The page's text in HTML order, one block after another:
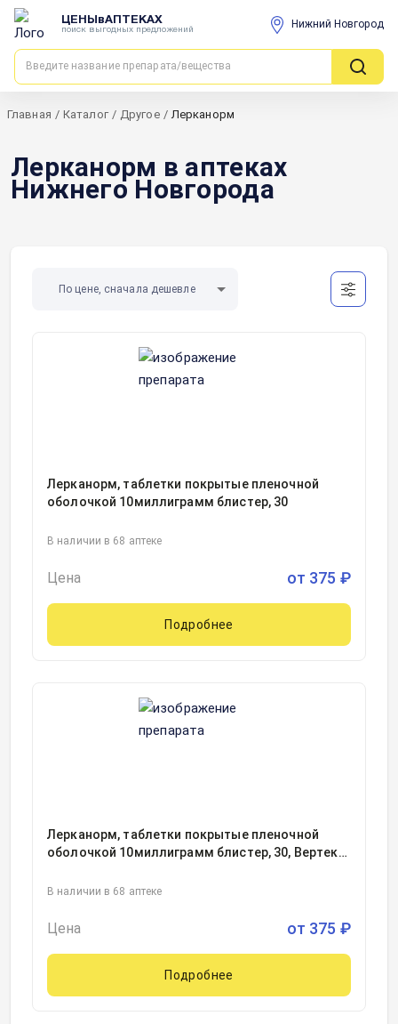
ЦЕНЫвАПТЕКАХ
поиск выгодных предложений Нижний Новгород
Главная / Каталог / Другое / Лерканорм
Лерканорм в аптеках
Нижнего Новгорода
По цене, сначала дешевле
Лерканорм, таблетки покрытые пленочной
оболочкой 10миллиграмм блистер, 30
В наличии в 68 аптеке
Цена от 375 ₽
Подробнее
Лерканорм, таблетки покрытые пленочной
оболочкой 10миллиграмм блистер, 30, Вертекс
В наличии в 68 аптеке
Цена от 375 ₽
Подробнее